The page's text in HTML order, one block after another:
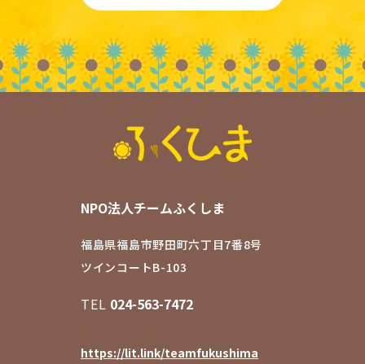
NPO法人チームふくしま
福島県福島市野田町六丁目7番8号
ツインコートB-103
TEL 024-563-7472
https://lit.link/teamfukushima